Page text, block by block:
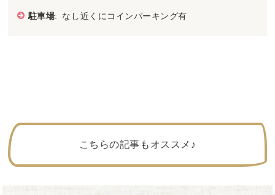
駐車場: なし近くにコインパーキング有
こちらの記事もオススメ♪